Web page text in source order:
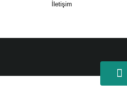
İletişim